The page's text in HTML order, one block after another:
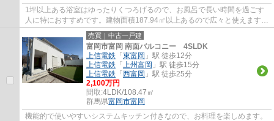
1坪以上ある浴室はゆったりくつろげるので、お風呂で長い時間を過ごす
人に特におすすめです。建物面積187.94㎡以上あるので広々と使えます。
デザイン性のあるシステムキッチン付きなの...
売買｜中古一戸建
富岡市富岡 南面バルコニー 4SLDK
上信電鉄 「 東富岡 」駅 徒歩12分
上信電鉄 「 上州富岡 」駅 徒歩15分
上信電鉄 「 西富岡 」駅 徒歩25分
2,100万円
間取:4LDK/108.47㎡
群馬県富岡市富岡
機能的で使いやすいシステムキッチン付きなので、お料理を楽しめます。